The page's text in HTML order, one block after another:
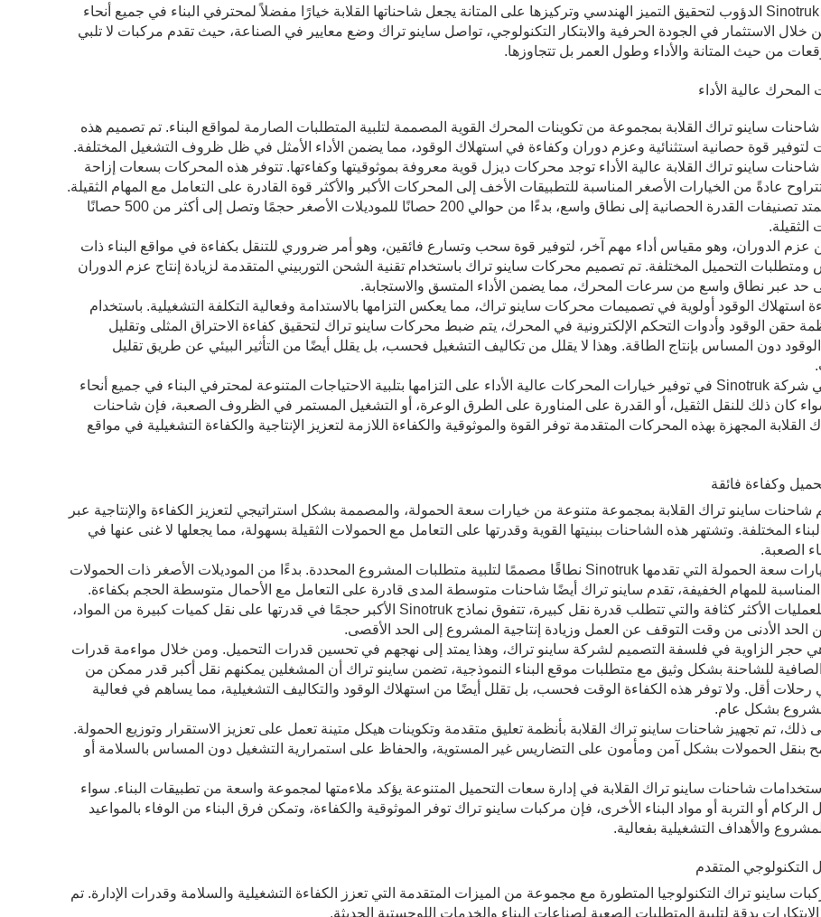
إن سعي Sinotruk الدؤوب لتحقيق التميز الهندسي وتركيزها على المتانة يجعل شاحناتها القلابة خيارًا مفضلاً لمحترفي البناء في جميع أنحاء
خلال الاستثمار في الجودة الحرفية والابتكار التكنولوجي، تواصل ساينو تراك وضع معايير في الصناعة، حيث تقدم مركبات لا تلبي
من حيث المتانة والأداء وطول العمر بل تتجاوزها.
ساينو تراك القلابة بمجموعة من تكوينات المحرك القوية المصممة لتلبية المتطلبات الصارمة لمواقع البناء. تم تصميم هذه
لتوفير قوة حصانية استثنائية وعزم دوران وكفاءة في استهلاك الوقود، مما يضمن الأداء الأمثل في ظل ظروف التشغيل المختلفة.
ساينو تراك القلابة عالية الأداء توجد محركات ديزل قوية معروفة بموثوقيتها وكفاءتها. تتوفر هذه المحركات بسعات إزاحة
عادةً من الخيارات الأصغر المناسبة للتطبيقات الأخف إلى المحركات الأكبر والأكثر قوة القادرة على التعامل مع المهام الثقيلة.
عادةً ما تمتد تصنيفات القدرة الحصانية إلى نطاق واسع، بدءًا من حوالي 200 حصانًا للموديلات الأصغر حجمًا وتصل إلى أكثر من 500 حصانًا
الثقيلة.
عزم الدوران، وهو مقياس أداء مهم آخر، لتوفير قوة سحب وتسارع فائقين، وهو أمر ضروري للتنقل بكفاءة في مواقع البناء ذات
ومتطلبات التحميل المختلفة. تم تصميم محركات ساينو تراك باستخدام تقنية الشحن التوربيني المتقدمة لزيادة إنتاج عزم الدوران
حد عبر نطاق واسع من سرعات المحرك، مما يضمن الأداء المتسق والاستجابة.
استهلاك الوقود أولوية في تصميمات محركات ساينو تراك، مما يعكس التزامها بالاستدامة وفعالية التكلفة التشغيلية. باستخدام
حقن الوقود وأدوات التحكم الإلكترونية في المحرك، يتم ضبط محركات ساينو تراك لتحقيق كفاءة الاحتراق المثلى وتقليل
الوقود دون المساس بإنتاج الطاقة. وهذا لا يقلل من تكاليف التشغيل فحسب، بل يقلل أيضًا من التأثير البيئي عن طريق تقليل
يؤكد تفاني شركة Sinotruk في توفير خيارات المحركات عالية الأداء على التزامها بتلبية الاحتياجات المتنوعة لمحترفي البناء في جميع أنحاء
كان ذلك للنقل الثقيل، أو القدرة على المناورة على الطرق الوعرة، أو التشغيل المستمر في الظروف الصعبة، فإن شاحنات
القلابة المجهزة بهذه المحركات المتقدمة توفر القوة والموثوقية والكفاءة اللازمة لتعزيز الإنتاجية والكفاءة التشغيلية في مواقع
شاحنات ساينو تراك القلابة بمجموعة متنوعة من خيارات سعة الحمولة، والمصممة بشكل استراتيجي لتعزيز الكفاءة والإنتاجية عبر
المختلفة. وتشتهر هذه الشاحنات ببنيتها القوية وقدرتها على التعامل مع الحمولات الثقيلة بسهولة، مما يجعلها لا غنى عنها في
الصعبة.
تشمل خيارات سعة الحمولة التي تقدمها Sinotruk نطاقًا مصممًا لتلبية متطلبات المشروع المحددة. بدءًا من الموديلات الأصغر ذات الحمولات
المناسبة للمهام الخفيفة، تقدم ساينو تراك أيضًا شاحنات متوسطة المدى قادرة على التعامل مع الأحمال متوسطة الحجم بكفاءة.
بالنسبة للعمليات الأكثر كثافة والتي تتطلب قدرة نقل كبيرة، تتفوق نماذج Sinotruk الأكبر حجمًا في قدرتها على نقل كميات كبيرة من المواد،
الحد الأدنى من وقت التوقف عن العمل وزيادة إنتاجية المشروع إلى الحد الأقصى.
هي حجر الزاوية في فلسفة التصميم لشركة ساينو تراك، وهذا يمتد إلى نهجهم في تحسين قدرات التحميل. ومن خلال مواءمة قدرات
الصافية للشاحنة بشكل وثيق مع متطلبات موقع البناء النموذجية، تضمن ساينو تراك أن المشغلين يمكنهم نقل أكبر قدر ممكن من
رحلات أقل. ولا توفر هذه الكفاءة الوقت فحسب، بل تقلل أيضًا من استهلاك الوقود والتكاليف التشغيلية، مما يساهم في فعالية
بشكل عام.
ذلك، تم تجهيز شاحنات ساينو تراك القلابة بأنظمة تعليق متقدمة وتكوينات هيكل متينة تعمل على تعزيز الاستقرار وتوزيع الحمولة.
بنقل الحمولات بشكل آمن ومأمون على التضاريس غير المستوية، والحفاظ على استمرارية التشغيل دون المساس بالسلامة أو
شاحنات ساينو تراك القلابة في إدارة سعات التحميل المتنوعة يؤكد ملاءمتها لمجموعة واسعة من تطبيقات البناء. سواء
الركام أو التربة أو مواد البناء الأخرى، فإن مركبات ساينو تراك توفر الموثوقية والكفاءة، وتمكن فرق البناء من الوفاء بالمواعيد
للمشروع والأهداف التشغيلية بفعالية.
ساينو تراك التكنولوجيا المتطورة مع مجموعة من الميزات المتقدمة التي تعزز الكفاءة التشغيلية والسلامة وقدرات الإدارة. تم
بدقة لتلبية المتطلبات الصعبة لصناعات البناء والخدمات اللوجستية الحديثة.